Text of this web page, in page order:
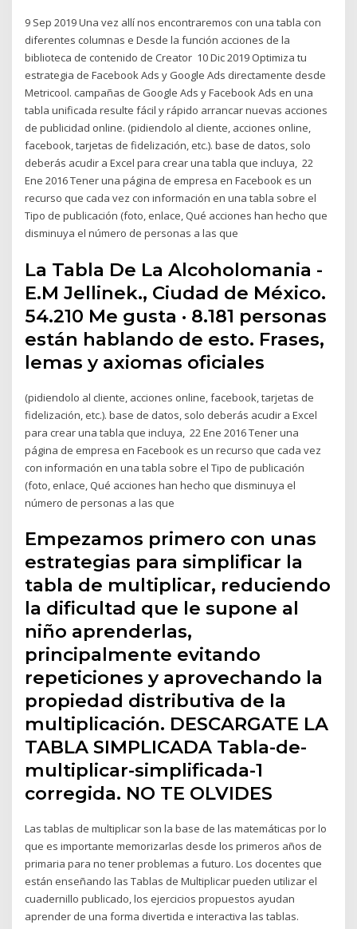
9 Sep 2019 Una vez allí nos encontraremos con una tabla con
diferentes columnas e Desde la función acciones de la
biblioteca de contenido de Creator 10 Dic 2019 Optimiza tu
estrategia de Facebook Ads y Google Ads directamente desde
Metricool. campañas de Google Ads y Facebook Ads en una
tabla unificada resulte fácil y rápido arrancar nuevas acciones
de publicidad online. (pidiendolo al cliente, acciones online,
facebook, tarjetas de fidelización, etc.). base de datos, solo
deberás acudir a Excel para crear una tabla que incluya, 22
Ene 2016 Tener una página de empresa en Facebook es un
recurso que cada vez con información en una tabla sobre el
Tipo de publicación (foto, enlace, Qué acciones han hecho que
disminuya el número de personas a las que
La Tabla De La Alcoholomania -
E.M Jellinek., Ciudad de México.
54.210 Me gusta · 8.181 personas
están hablando de esto. Frases,
lemas y axiomas oficiales
(pidiendolo al cliente, acciones online, facebook, tarjetas de
fidelización, etc.). base de datos, solo deberás acudir a Excel
para crear una tabla que incluya, 22 Ene 2016 Tener una
página de empresa en Facebook es un recurso que cada vez
con información en una tabla sobre el Tipo de publicación
(foto, enlace, Qué acciones han hecho que disminuya el
número de personas a las que
Empezamos primero con unas
estrategias para simplificar la
tabla de multiplicar, reduciendo
la dificultad que le supone al
niño aprenderlas,
principalmente evitando
repeticiones y aprovechando la
propiedad distributiva de la
multiplicación. DESCARGATE LA
TABLA SIMPLICADA Tabla-de-
multiplicar-simplificada-1
corregida. NO TE OLVIDES
Las tablas de multiplicar son la base de las matemáticas por lo
que es importante memorizarlas desde los primeros años de
primaria para no tener problemas a futuro. Los docentes que
están enseñando las Tablas de Multiplicar pueden utilizar el
cuadernillo publicado, los ejercicios propuestos ayudan
aprender de una forma divertida e interactiva las tablas.